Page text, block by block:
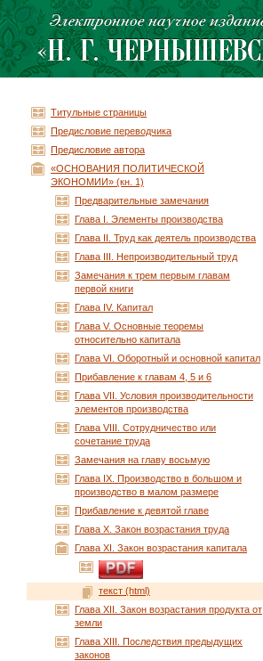
Титульные страницы
Предисловие переводчика
Предисловие автора
«ОСНОВАНИЯ ПОЛИТИЧЕСКОЙ
ЭКОНОМИИ» (кн. 1)
Предварительные замечания
Глава I. Элементы производства
Глава II. Труд как деятель производства
Глава III. Непроизводительный труд
Замечания к трем первым главам
первой книги
Глава IV. Капитал
Глава V. Основные теоремы
относительно капитала
Глава VI. Оборотный и основной капитал
Прибавление к главам 4, 5 и 6
Глава VII. Условия производительности
элементов производства
Глава VIII. Сотрудничество или
сочетание труда
Замечания на главу восьмую
Глава IX. Производство в большом и
производство в малом размере
Прибавление к девятой главе
Глава X. Закон возрастания труда
Глава XI. Закон возрастания капитала
текст (html)
Глава XII. Закон возрастания продукта от
земли
Глава XIII. Последствия предыдущих
законов